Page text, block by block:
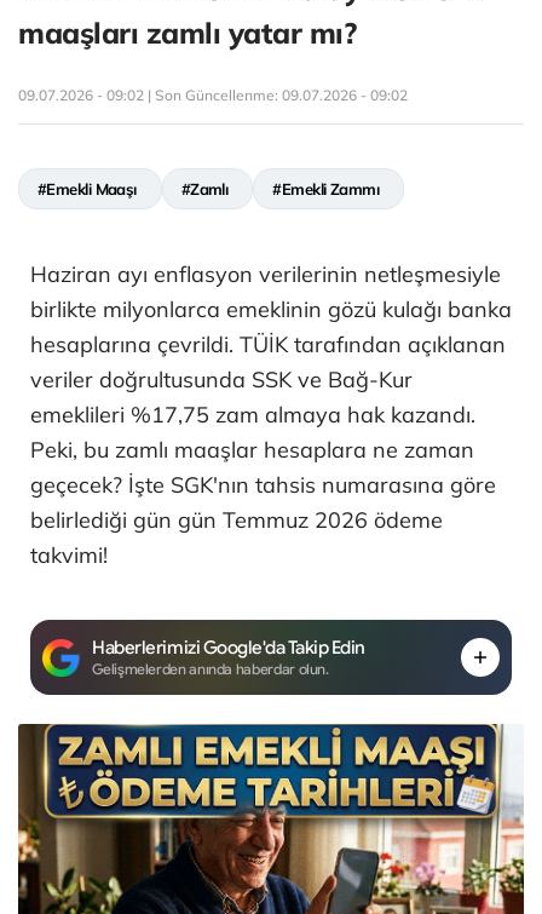
maaşları zamlı yatar mı?
09.07.2026 - 09:02 | Son Güncellenme: 09.07.2026 - 09:02
#Emekli Maaşı #Zamlı #Emekli Zammı
Haziran ayı enflasyon verilerinin netleşmesiyle
birlikte milyonlarca emeklinin gözü kulağı banka
hesaplarına çevrildi. TÜİK tarafından açıklanan
veriler doğrultusunda SSK ve Bağ-Kur
emeklileri %17,75 zam almaya hak kazandı.
Peki, bu zamlı maaşlar hesaplara ne zaman
geçecek? İşte SGK'nın tahsis numarasına göre
belirlediği gün gün Temmuz 2026 ödeme
takvimi!
Haberlerimizi Google'da Takip Edin
Gelişmelerden anında haberdar olun.